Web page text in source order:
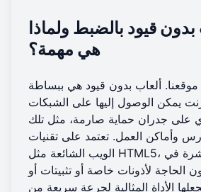
قيود بالضبط ولماذا
هي مهمة؟
موقعنا. ألعاب بدون قيود هي ببساطة
يمكن الوصول إليها على الشبكات
على جدران حماية صارمة، مثل تلك
وأماكن العمل. تعتمد على تقنيات
الويب الشائعة مثل HTML5، وتعمل مباشرة في
الحاجة لأذونات خاصة أو تثبيتات أو
الأداة المثالية لجرعة سريعة من